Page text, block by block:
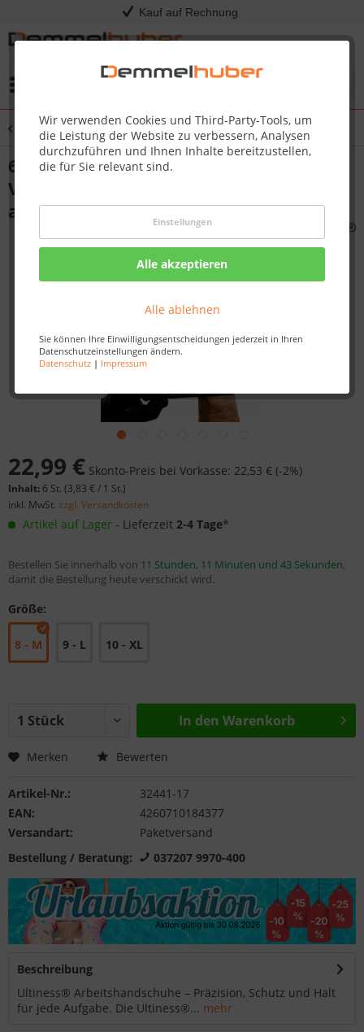
Kauf auf Rechnung
Wir verwenden Cookies und Third-Party-Tools, um
die Leistung der Website zu verbessern, Analysen
durchzuführen und Ihnen Inhalte bereitzustellen,
die für Sie relevant sind.
Einstellungen
Alle akzeptieren
Alle ablehnen
Sie können Ihre Einwilligungsentscheidungen jederzeit in Ihren
Datenschutzeinstellungen ändern.
Datenschutz| Impressum
Übersicht Haushalt & Handwerk
6 Paar - Arbeitshandschuhe ProFlex
Verstärkter Daumenkeil, flexibel,
abriebfest, Nitril beschichtet
22,99 € Skonto-Preis bei Vorkasse: 22,53 € (-2%)
Inhalt: 6 St. (3,83 €/ 1 St.)
inkl. MwSt. zzgl. Versandkosten
Artikel auf Lager - Lieferzeit 2-4 Tage*
Bestellen Sie innerhalb von 11 Stunden, 11 Minuten und 43 Sekunden,
damit die Bestellung heute verschickt wird.
Größe:
8 - M 9 - L 10 - XL
In den Warenkorb
Merken Bewerten
Artikel-Nr.:
32441-17
EAN:
4260710184377
Versandart:
Paketversand
Bestellung / Beratung:
037207 9970-400
Beschreibung
Ultiness® Arbeitshandschuhe – Präzision, Schutz und Halt
für jede Aufgabe. Die Ultiness®... mehr